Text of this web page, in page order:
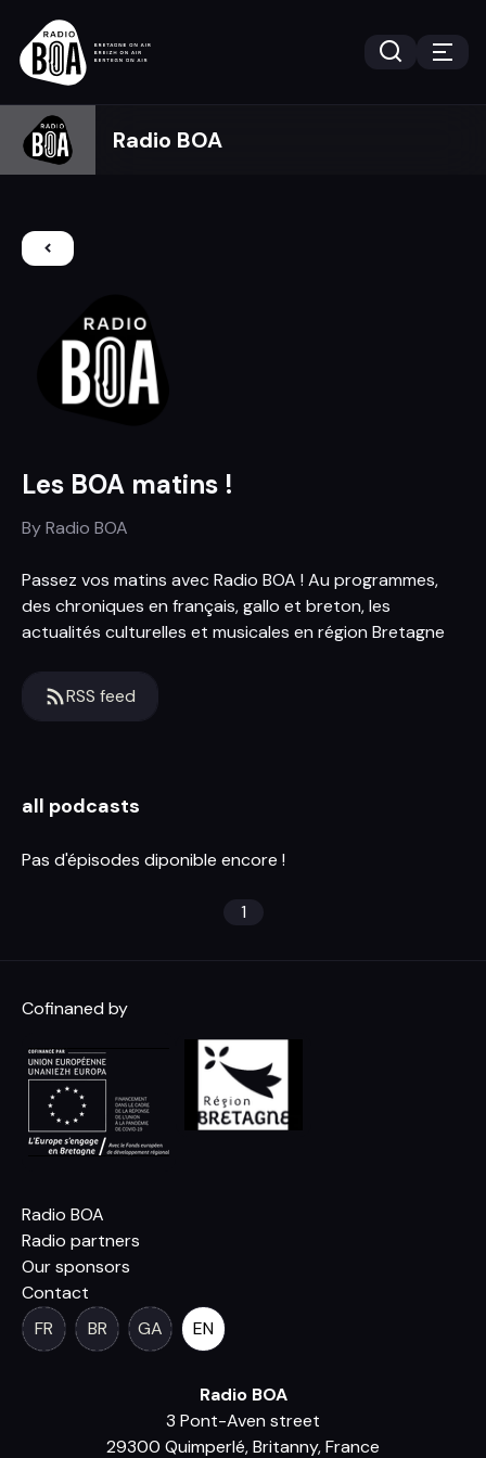
Radio BOA
Les BOA matins !
ByRadio BOA
Passez vos matins avec Radio BOA ! Au programmes,
des chroniques en français, gallo et breton, les
actualités culturelles et musicales en région Bretagne
RSS feed
all podcasts
Pas d'épisodes diponible encore !
1
Cofinaned by
Radio BOA
Radio partners
Our sponsors
Contact
FR
BR GA EN
Radio BOA
3 Pont-Aven street
29300 Quimperlé, Britanny, France